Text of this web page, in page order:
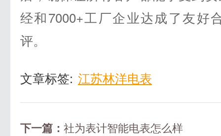
经和7000+工厂企业达成了友好
评。
文章标签: 江苏林洋电表
下一篇： 社为表计智能电表怎么样